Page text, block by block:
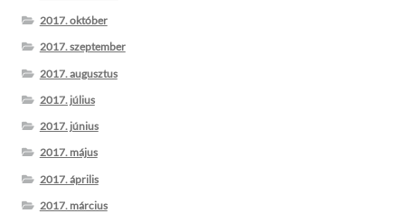
2017. október
2017. szeptember
2017. augusztus
2017. július
2017. június
2017. május
2017. április
2017. március